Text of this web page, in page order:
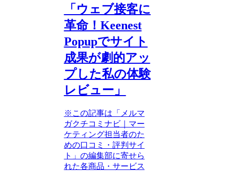
「ウェブ接客に
革命！Keenest
Popupでサイト
成果が劇的アッ
プした私の体験
レビュー」
※この記事は「メルマ
ガクチコミナビ｜マー
ケティング担当者のた
めの口コミ・評判サイ
ト」の編集部に寄せら
れた各商品・サービス